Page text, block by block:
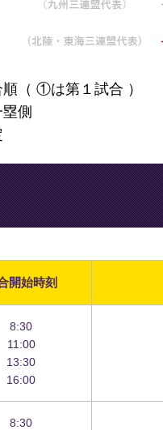
（ ①は第１試合 ）
側
開始時刻
8:30
11:00
13:30
16:00
8:30